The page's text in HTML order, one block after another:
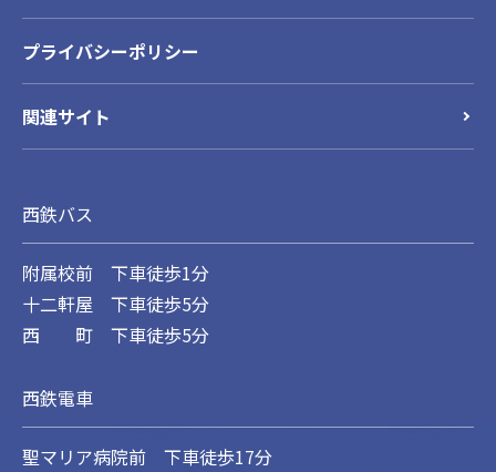
プライバシーポリシー
関連サイト
西鉄バス
附属校前 下車徒歩1分
十二軒屋 下車徒歩5分
西 町 下車徒歩5分
西鉄電車
聖マリア病院前 下車徒歩17分